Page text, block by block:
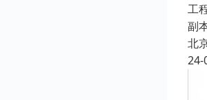
工
副
北
24-